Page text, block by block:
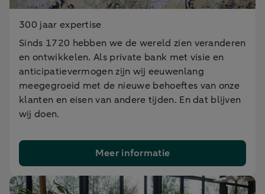
300 jaar expertise
Sinds 1720 hebben we de wereld zien veranderen
en ontwikkelen. Als private bank met visie en
anticipatievermogen zijn wij eeuwenlang
meegegroeid met de nieuwe behoeftes van onze
klanten en eisen van andere tijden. En dat blijven
wij doen.
Meer informatie